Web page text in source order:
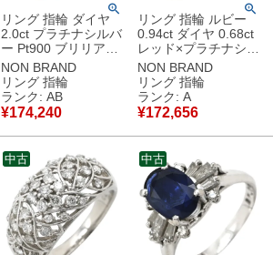
リング 指輪 ダイヤ
2.0ct プラチナシルバ
ー Pt900 ブリリアン
トカット パヴェ フラ
ワー 花モチーフ 丸越
マーク刻印 9.5号
【中古】中古品
NON BRAND
リング 指輪
ランク: AB
¥174,240
リング 指輪 ルビー
0.94ct ダイヤ 0.68ct
レッド×プラチナシル
バー 1P 1石 1粒
Pt900 メレダイヤ パ
ヴェ バケット オーバ
ル 12号 【中古】中
古美品
NON BRAND
リング 指輪
ランク: A
¥172,656
中古 中古